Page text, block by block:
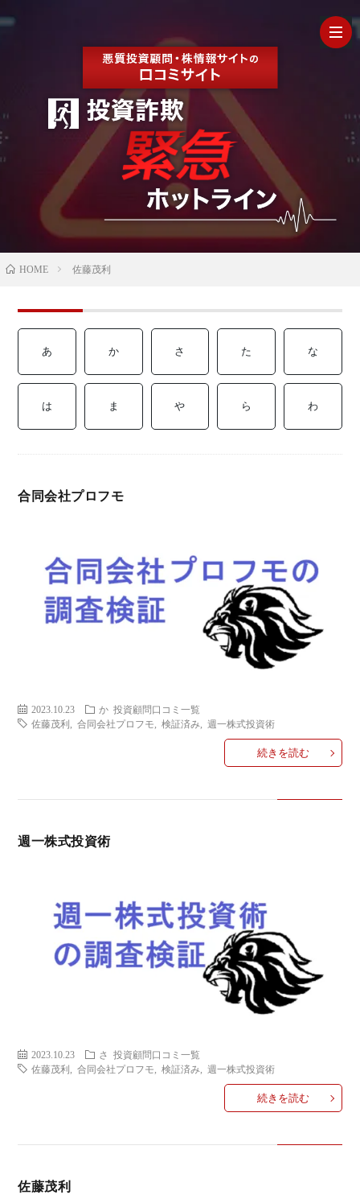
【
当に
げる
済
み
用
語
コラ
HOME 佐藤茂利
あ か さ た な
は ま や ら わ
合同会社プロフモ
2023.10.23 か 投資顧問口コミ一覧
佐藤茂利
,合同会社プロフモ ,検証済み ,週一株式投資術
続きを読む
週一株式投資術
2023.10.23 さ
投資顧問口コミ一覧
佐藤茂利
,合同会社プロフモ ,検証済み ,週一株式投資術
続きを読む
佐藤茂利